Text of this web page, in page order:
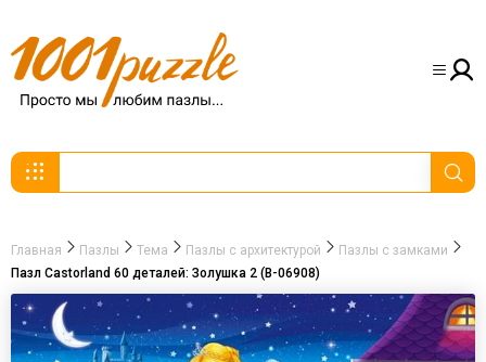
Главная Пазлы Тема Пазлы с архитектурой
Пазлы с замками
Пазл Castorland 60 деталей: Золушка 2 (В-06908)